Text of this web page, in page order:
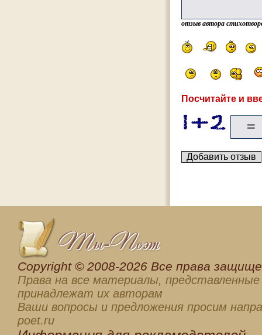
отзыв автора
Посчитайте и
Сopyright © 2008-2026 Все права
Права на все материалы, представленные
принадлежат их авторам
Ваши вопросы и предложения просим
poet.ru